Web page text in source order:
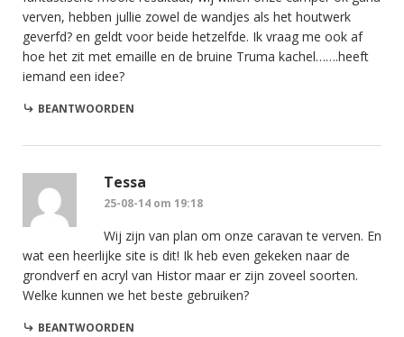
verven, hebben jullie zowel de wandjes als het houtwerk
geverfd? en geldt voor beide hetzelfde. Ik vraag me ook af
hoe het zit met emaille en de bruine Truma kachel…….heeft
iemand een idee?
BEANTWOORDEN
Tessa
25-08-14 om 19:18
Wij zijn van plan om onze caravan te verven. En
wat een heerlijke site is dit! Ik heb even gekeken naar de
grondverf en acryl van Histor maar er zijn zoveel soorten.
Welke kunnen we het beste gebruiken?
BEANTWOORDEN